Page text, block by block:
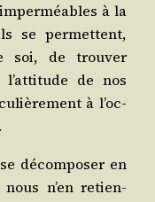
à la
se per­mettent,
soi, de trou­ver
de nos
à l’oc­
décom­po­ser en
n’en retien­